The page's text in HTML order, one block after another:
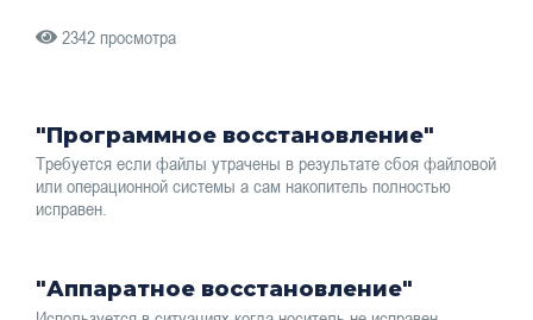
2342 просмотра
"Программное восстановление"
Требуется если файлы утрачены в результате сбоя файловой
или операционной системы а сам накопитель полностью
исправен.
"Аппаратное восстановление"